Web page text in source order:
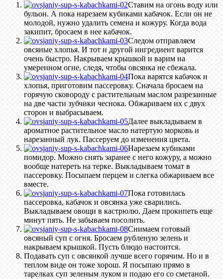
Ставим на огонь воду или
бульон. А пока нарезаем кубиками кабачок. Если он не
молодой, нужно удалить семена и кожуру. Когда вода
закипит, бросаем в нее кабачок.
Следом отправляем
овсяные хлопья. И тот и другой ингредиент варится
очень быстро. Накрываем крышкой и варим на
умеренном огне, следя, чтобы овсянка не сбежала.
Пока варятся кабачок и
хлопья, приготовим пассеровку. Сначала бросаем на
горячую сковороду с растительным маслом разрезанные
на две части зубчики чеснока. Обжариваем их с двух
сторон и выбрасываем.
Далее выкладываем в
ароматное растительное масло натертую морковь и
нарезанный лук. Пассеруем до изменения цвета.
Нарезаем кубиками
помидор. Можно снять заранее с него кожуру, а можно
вообще натереть на терке. Выкладываем томат в
пассеровку. Посыпаем перцем и слегка обжариваем все
вместе.
Пока готовилась
пассеровка, кабачок и овсянка уже сварились.
Выкладываем овощи в кастрюлю. Даем прокипеть еще
минут пять. Не забываем посолить.
Снимаем готовый
овсяный суп с огня. Бросаем рубленую зелень и
накрываем крышкой. Пусть блюдо настоится.
Подавать суп с овсянкой лучше всего горячим. Но и в
теплом виде он тоже хорош. Я посыпаю прямо в
тарелках суп зеленым луком и подаю его со сметаной.